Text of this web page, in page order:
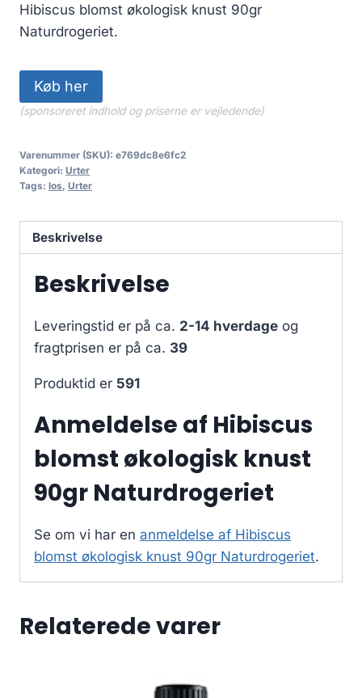
pris
36.95 kr..
pris
Hibiscus blomst økologisk knust 90gr
Naturdrogeriet.
Køb her
(sponsoreret indhold og priserne er vejledende)
Varenummer (SKU): e769dc8e6fc2
Kategori: Urter
Tags: los, Urter
Beskrivelse
Beskrivelse
Leveringstid er på ca. 2-14 hverdage og
fragtprisen er på ca. 39
Produktid er 591
Anmeldelse af Hibiscus
blomst økologisk knust
90gr Naturdrogeriet
Se om vi har en anmeldelse af Hibiscus
blomst økologisk knust 90gr Naturdrogeriet.
Relaterede varer